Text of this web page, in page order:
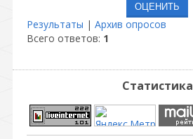
Результаты | Архив опросов
Всего ответов: 1
Статистика